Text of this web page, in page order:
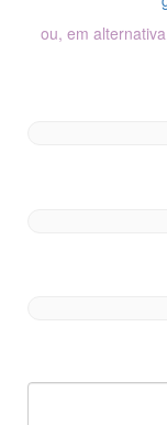
ou, em